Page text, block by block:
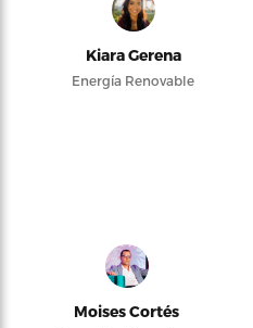
Kiara Gerena
Energía Renovable
Moises Cortés